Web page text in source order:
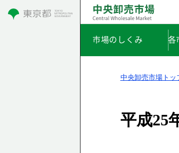
市場のしくみ 各
中央卸売市場トッ
平成25